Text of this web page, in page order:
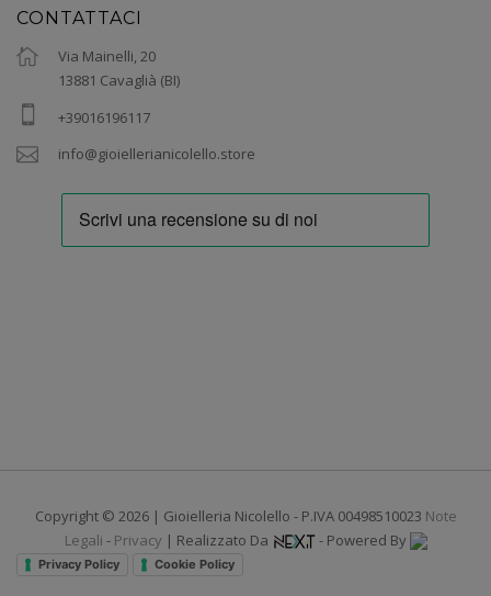
CONTATTACI
Via Mainelli, 20
13881 Cavaglià (BI)
+39016196117
info@gioiellerianicolello.store
Copyright © 2026 | Gioielleria Nicolello - P.IVA 00498510023 Note
Legali - Privacy | Realizzato Da - Powered By
Privacy Policy Cookie Policy